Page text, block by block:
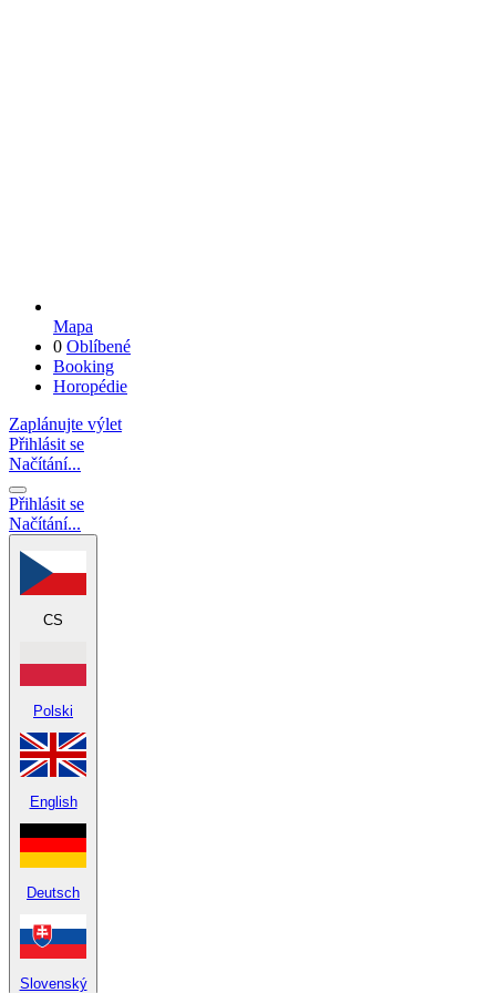
Mapa
0 Oblíbené
Booking
Horopédie
Zaplánujte výlet
Přihlásit se
Načítání...
Přihlásit se
Načítání...
CS
Polski
English
Deutsch
Slovenský